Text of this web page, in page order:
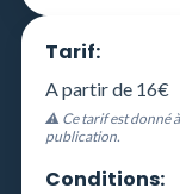
Tarif:
A partir de 16€
⚠️ Ce tarif est donné
publication.
Conditions: